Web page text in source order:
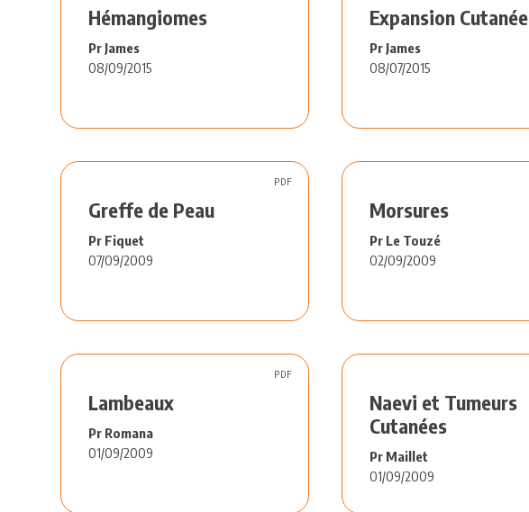
Hémangiomes
Pr James
08/09/2015
Expansion Cutanée
Pr James
08/07/2015
Greffe de Peau
Pr Fiquet
07/09/2009
PDF
Morsures
Pr Le Touzé
02/09/2009
Lambeaux
Pr Romana
01/09/2009
PDF
Naevi et Tumeurs
Cutanées
Pr Maillet
01/09/2009